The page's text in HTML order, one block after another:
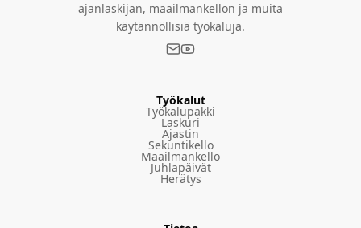
ajanlaskijan, maailmankellon ja muita
käytännöllisiä työkaluja.
Työkalut
Työkalupakki
Laskuri
Ajastin
Sekuntikello
Maailmankello
Juhlapäivät
Herätys